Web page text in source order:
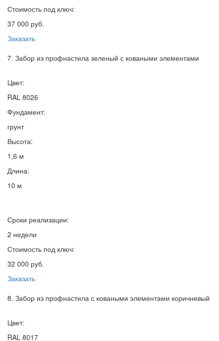
Стоимость под ключ:
37 000 руб.
Заказать
7. Забор из профнастила зеленый с коваными элементами
Цвет:
RAL 8026
Фундамент:
грунт
Высота:
1,6 м
Длина:
10 м
Сроки реализации:
2 недели
Стоимость под ключ:
32 000 руб.
Заказать
8. Забор из профнастила с коваными элементами коричневый
Цвет:
RAL 8017